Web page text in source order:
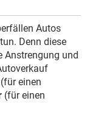
Autos
Denn diese
Anstrengung und
(für einen
(für einen